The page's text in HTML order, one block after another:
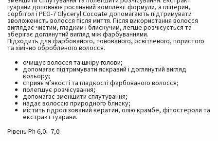
гуарани доповнює рослинний комплекс формули, а гліцерин,
сорбітол і PEG-7 Glyceryl Cocoate допомагають підтримувати
зволоженість волосся після миття. Після використання волосся
виглядає чистим, гладким і блискучим, легше розчісується та
зберігає доглянутий вигляд між фарбуваннями.
Підходить для фарбованого, тонованого, освітленого, пористого
та хімічно обробленого волосся.
очищує волосся та шкіру голови;
допомагає підтримувати яскравий і доглянутий вигляд
кольору;
сприяє м’якості та гладкості фарбованого волосся;
полегшує розчісування;
допомагає зменшити сплутування;
надає волоссю природного блиску;
містить гідролізований кератин, олію крамбе, фітостероли та
екстракт гуарани.
Рівень Ph 6,0 - 7,0.